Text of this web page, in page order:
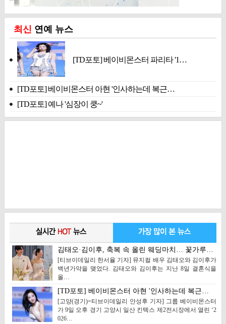
최신 연예 뉴스
[TD포토] 베이비몬스터 파리타 '1…
[TD포토] 베이비몬스터 아현 '인사하는데 복근…
[TD포토] 예나 '심장이 쿵~'
김태오·김이후, 축복 속 올린 웨딩마치… 꽃가루…
[티브이데일리 한서율 기자] 뮤지컬 배우 김태오와 김이후가
백년가약을 맺었다. 김태오와 김이후는 지난 8일 결혼식을
올…
[TD포토] 베이비몬스터 아현 '인사하는데 복근…
[고양(경기)=티브이데일리 안성후 기자] 그룹 베이비몬스터
가 9일 오후 경기 고양시 일산 킨텍스 제2전시장에서 열린 ‘2
026…